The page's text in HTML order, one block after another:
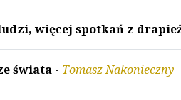
więcej spotkań z
świata - Tomasz Nakonieczny